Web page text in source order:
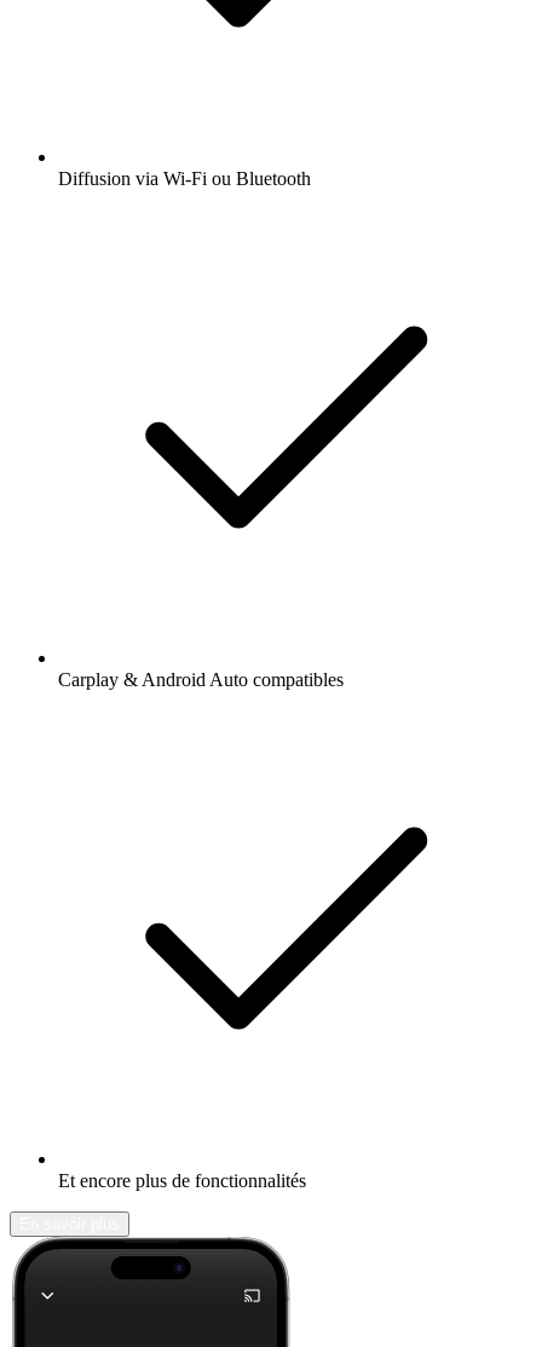
Diffusion via Wi-Fi ou Bluetooth
Carplay & Android Auto compatibles
Et encore plus de fonctionnalités